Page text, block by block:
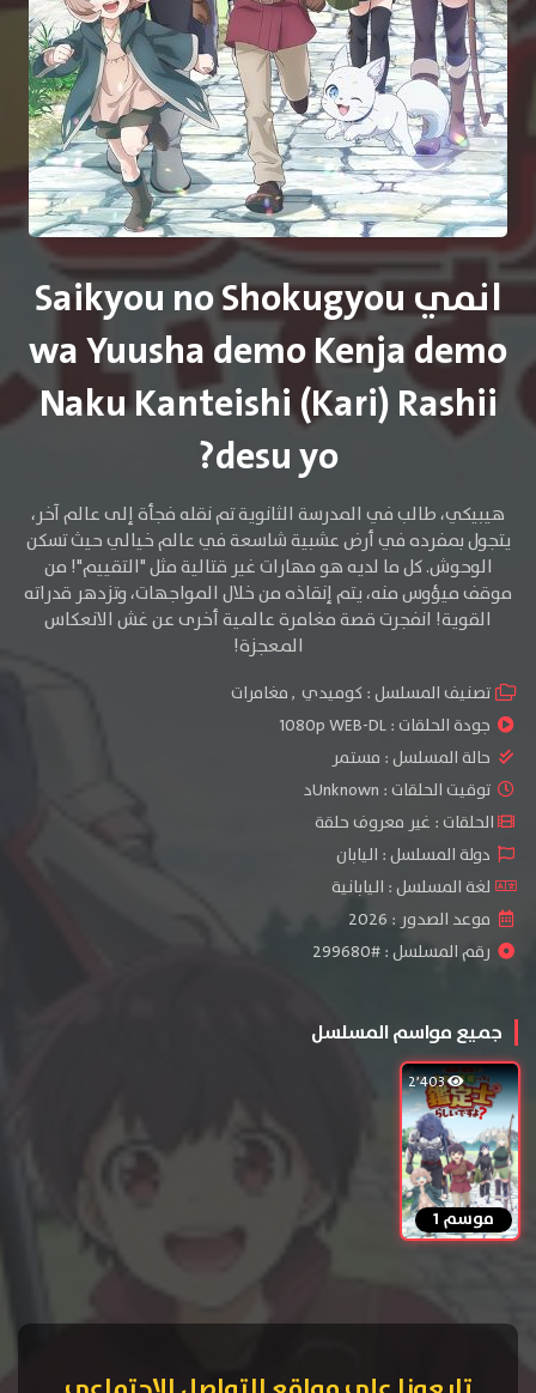
انمي Saikyou no Shokugyou
wa Yuusha demo Kenja demo
Naku Kanteishi (Kari) Rashii
desu yo?
هيبيكي، طالب في المدرسة الثانوية تم نقله فجأة إلى عالم آخر،
يتجول بمفرده في أرض عشبية شاسعة في عالم خيالي حيث تسكن
الوحوش. كل ما لديه هو مهارات غير قتالية مثل "التقييم"! من
موقف ميؤوس منه، يتم إنقاذه من خلال المواجهات، وتزدهر قدراته
القوية! انفجرت قصة مغامرة عالمية أخرى عن غش الانعكاس
المعجزة!
تصنيف المسلسل :كوميدي ,مغامرات
جودة الحلقات :1080p WEB-DL
حالة المسلسل : مستمر
توقيت الحلقات : Unknownد
الحلقات : غير معروف حلقة
دولة المسلسل : اليابان
لغة المسلسل : اليابانية
موعد الصدور : 2026
رقم المسلسل : #299680
جميع مواسم المسلسل
2٬403
موسم 1